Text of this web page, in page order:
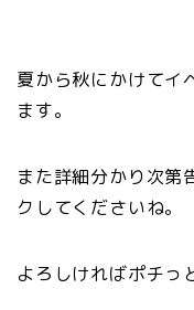
夏から秋にかけてイ
ます。
また詳細分かり次第
クしてくださいね。
よろしければポチっ